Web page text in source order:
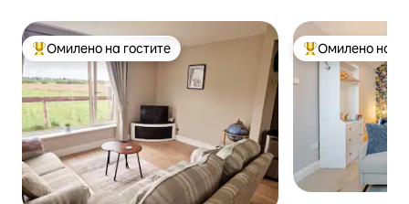
Меѓу најуспешните „Омилени на гостите“
Омилено на гостите Меѓу
Омилено на